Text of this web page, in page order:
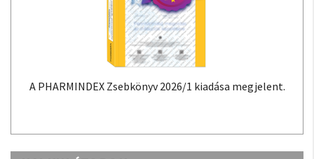
PHARMINDEX Zsebkönyv 2026/1 kiadása megjelent.
A